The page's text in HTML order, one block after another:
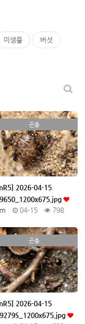
미생물 버섯
곤충
2026-04-15
04-15 798
곤충
2026-04-15